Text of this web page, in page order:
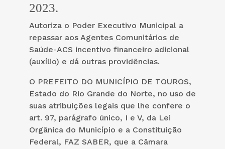
2023.
Autoriza o Poder Executivo Municipal a
repassar aos Agentes Comunitários de
Saúde-ACS incentivo financeiro adicional
(auxílio) e dá outras providências.
O PREFEITO DO MUNICÍPIO DE TOUROS,
Estado do Rio Grande do Norte, no uso de
suas atribuições legais que lhe confere o
art. 97, parágrafo único, I e V, da Lei
Orgânica do Município e a Constituição
Federal, FAZ SABER, que a Câmara